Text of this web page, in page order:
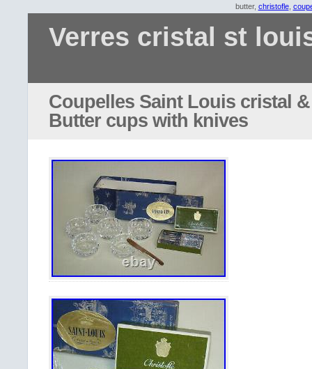
butter, christofle,
Verres cristal st
Coupelles Saint Louis cristal
Butter cups with knives